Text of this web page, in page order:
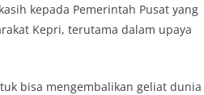
kepada Pemerintah Pusat yang
Kepri, terutama dalam upaya
bisa mengembalikan geliat dunia